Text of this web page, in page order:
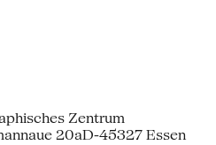
Zentrum
20aD-45327 Essen